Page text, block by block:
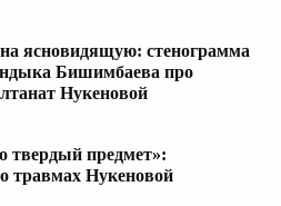
ясновидящую: стенограмма
Бишимбаева про
Нукеновой
твердый предмет»:
травмах Нукеновой